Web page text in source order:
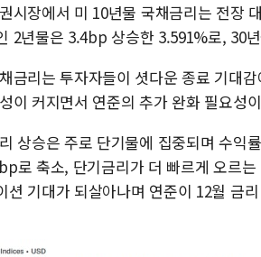
시장에서 미 10년물 국채금리는 전장
2년물은 3.4bp 상승한 3.591%로, 30
금리는 투자자들이 셧다운 종료 기대
이 커지면서 연준의 추가 완화 필요성
상승은 주로 단기물에 집중되며 수익
로 축소, 단기금리가 더 빠르게 오르
션 기대가 되살아나며 연준이 12월 금